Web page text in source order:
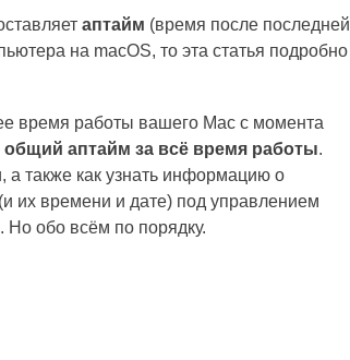
аптайм (время после последней
на macOS, то эта статья подробно
время работы вашего Mac с момента
общий аптайм за всё время работы.
а также как узнать информацию о
их времени и дате) под управлением
Но обо всём по порядку.